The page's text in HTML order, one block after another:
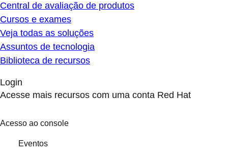
Central de avaliação de produtos
Cursos e exames
Veja todas as soluções
Assuntos de tecnologia
Biblioteca de recursos
Login
Acesse mais recursos com uma conta Red Hat
Acesso ao console
Eventos